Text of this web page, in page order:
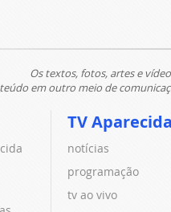
Os textos, fotos, artes e
em outro meio de
TV Aparecida
notícias
programação
tv ao vivo